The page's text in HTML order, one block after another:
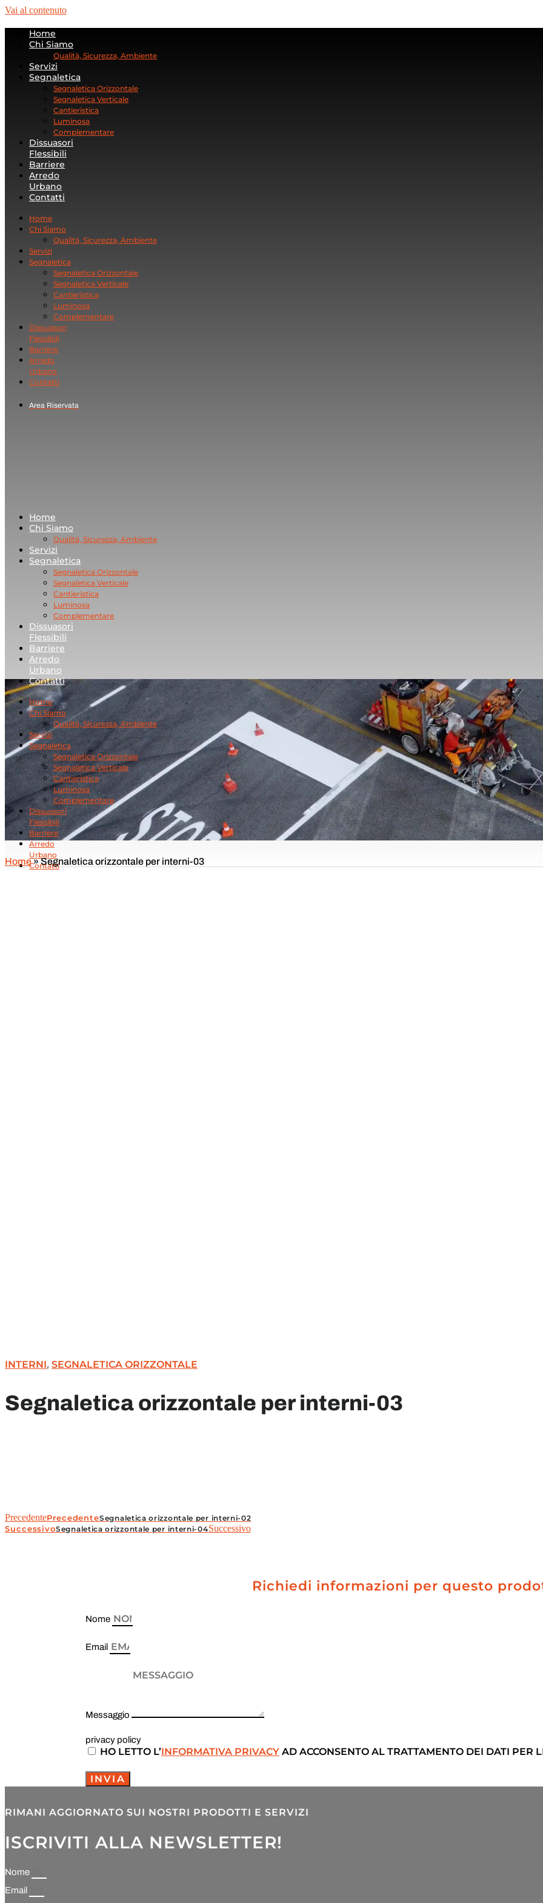
Vai al contenuto
Home
Chi Siamo
Qualità, Sicurezza, Ambiente
Servizi
Segnaletica
Segnaletica Orizzontale
Segnaletica Verticale
Cantieristica
Luminosa
Complementare
Dissuasori
Flessibili
Barriere
Arredo
Urbano
Contatti
Home
Chi Siamo
Qualità, Sicurezza, Ambiente
Servizi
Segnaletica
Segnaletica Orizzontale
Segnaletica Verticale
Cantieristica
Luminosa
Complementare
Dissuasori
Flessibili
Barriere
Arredo
Urbano
Contatti
Area Riservata
Home
Chi Siamo
Qualità, Sicurezza, Ambiente
Servizi
Segnaletica
Segnaletica Orizzontale
Segnaletica Verticale
Cantieristica
Luminosa
Complementare
Dissuasori
Flessibili
Barriere
Arredo
Urbano
Contatti
Home
Chi Siamo
Qualità, Sicurezza, Ambiente
Servizi
Segnaletica
Segnaletica Orizzontale
Segnaletica Verticale
Cantieristica
Luminosa
Complementare
Dissuasori
Flessibili
Barriere
Arredo
Urbano
Contatti
Home»Segnaletica orizzontale per interni-03
INTERNI, SEGNALETICA ORIZZONTALE
Segnaletica orizzontale per interni-03
PrecedentePrecedenteSegnaletica orizzontale per interni-02
SuccessivoSegnaletica orizzontale per interni-04Successivo
Richiedi informazioni per questo
Nome
Email
Messaggio
privacy policy
HO LETTO L’INFORMATIVA PRIVACYAD ACCONSENTO AL TRATTAMENTO DEI DATI PER
INVIA
RIMANI AGGIORNATO SUI NOSTRI PRODOTTI E SERVIZI
ISCRIVITI ALLA NEWSLETTER!
Nome
Email